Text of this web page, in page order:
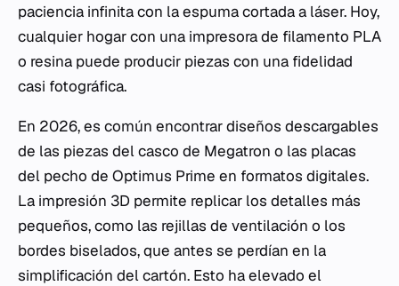
paciencia infinita con la espuma cortada a láser. Hoy,
cualquier hogar con una impresora de filamento PLA
o resina puede producir piezas con una fidelidad
casi fotográfica.
En 2026, es común encontrar diseños descargables
de las piezas del casco de Megatron o las placas
del pecho de Optimus Prime en formatos digitales.
La impresión 3D permite replicar los detalles más
pequeños, como las rejillas de ventilación o los
bordes biselados, que antes se perdían en la
simplificación del cartón. Esto ha elevado el